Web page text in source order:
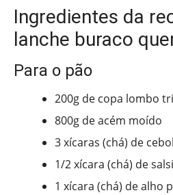
Ingredientes da
lanche buraco
Para o pão
200g de copa lombo
800g de acém moído
3 xícaras (chá) de
1/2 xícara (chá) de
1 xícara (chá) de alho